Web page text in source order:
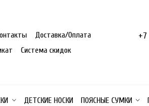
Доставка/Оплата
Система скидок
ДЕТСКИЕ НОСКИ ПОЯСНЫЕ СУМКИ